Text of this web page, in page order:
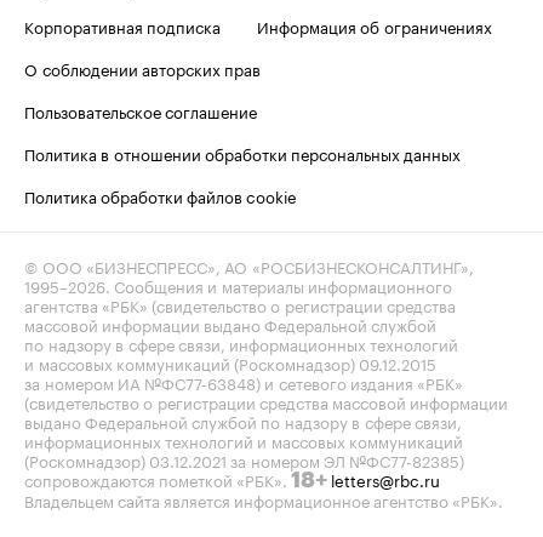
Корпоративная подписка
Информация об ограничениях
О соблюдении авторских прав
Пользовательское соглашение
Политика в отношении обработки персональных данных
Политика обработки файлов cookie
© ООО «БИЗНЕСПРЕСС», АО «РОСБИЗНЕСКОНСАЛТИНГ»,
1995–2026. Сообщения и материалы информационного
агентства «РБК» (свидетельство о регистрации средства
массовой информации выдано Федеральной службой
по надзору в сфере связи, информационных технологий
и массовых коммуникаций (Роскомнадзор) 09.12.2015
за номером ИА №ФС77-63848) и сетевого издания «РБК»
(свидетельство о регистрации средства массовой информации
выдано Федеральной службой по надзору в сфере связи,
информационных технологий и массовых коммуникаций
(Роскомнадзор) 03.12.2021 за номером ЭЛ №ФС77-82385)
сопровождаются пометкой «РБК». 18+ letters@rbc.ru
Владельцем сайта является информационное агентство «РБК».